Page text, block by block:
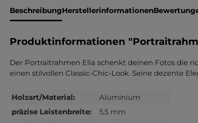
BeschreibungHerstellerinformationen
Produktinformationen
Der Portraitrahmen Elia schenkt deinen Fotos die
einen stilvollen Classic-Chic-Look. Seine dezente
Holzart/Material:
Aluminium
präzise Leistenbreite:
5,5 mm